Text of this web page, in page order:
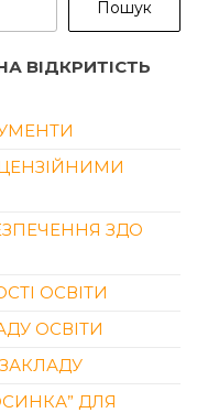
Пошук
ВІДКРИТІСТЬ
ЗДО
ОСВІТИ
ОСВІТИ
ДЛЯ